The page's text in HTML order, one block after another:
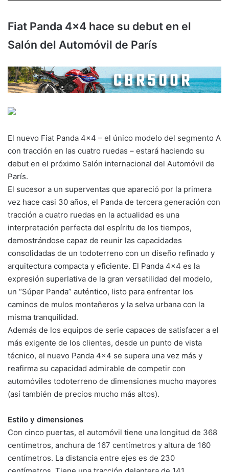
Fiat Panda 4×4 hace su debut en el
Salón del Automóvil de París
El nuevo Fiat Panda 4×4 – el único modelo del segmento A
con tracción en las cuatro ruedas – estará haciendo su
debut en el próximo Salón internacional del Automóvil de
París.
El sucesor a un superventas que apareció por la primera
vez hace casi 30 años, el Panda de tercera generación con
tracción a cuatro ruedas en la actualidad es una
interpretación perfecta del espíritu de los tiempos,
demostrándose capaz de reunir las capacidades
consolidadas de un todoterreno con un diseño refinado y
arquitectura compacta y eficiente. El Panda 4×4 es la
expresión superlativa de la gran versatilidad del modelo,
un “Súper Panda” auténtico, listo para enfrentar los
caminos de mulos montañeros y la selva urbana con la
misma tranquilidad.
Además de los equipos de serie capaces de satisfacer a el
más exigente de los clientes, desde un punto de vista
técnico, el nuevo Panda 4×4 se supera una vez más y
reafirma su capacidad admirable de competir con
automóviles todoterreno de dimensiones mucho mayores
(así también de precios mucho más altos).
Estilo y dimensiones
Con cinco puertas, el automóvil tiene una longitud de 368
centímetros, anchura de 167 centímetros y altura de 160
centímetros. La distancia entre ejes es de 230